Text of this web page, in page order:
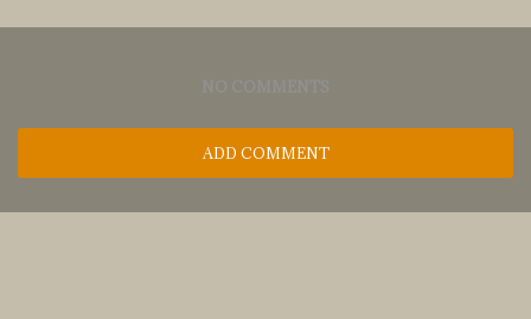
NO COMMENTS
ADD COMMENT